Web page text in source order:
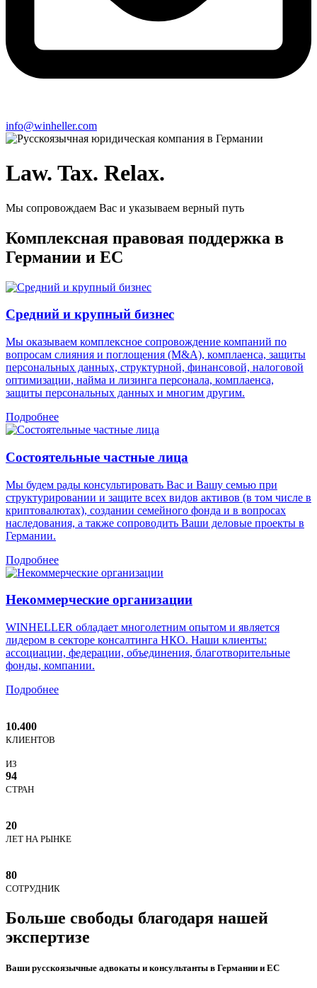
info@winheller.com
Law. Tax. Relax.
Мы сопровождаем Вас и указываем верный путь
Комплексная правовая поддержка в
Германии и ЕС
Средний и крупный бизнес
Мы оказываем комплексное сопровождение компаний по
вопросам слияния и поглощения (М&A), комплаенса, защиты
персональных данных, структурной, финансовой, налоговой
оптимизации, найма и лизинга персонала, комплаенса,
защиты персональных данных и многим другим.
Подробнее
Состоятельные частные лица
Мы будем рады консультировать Вас и Вашу семью при
структурировании и защите всех видов активов (в том числе в
криптовалютах), создании семейного фонда и в вопросах
наследования, а также сопроводить Ваши деловые проекты в
Германии.
Подробнее
Некоммерческие организации
WINHELLER обладает многолетним опытом и является
лидером в секторе консалтинга НКО. Наши клиенты:
ассоциации, федерации, объединения, благотворительные
фонды, компании.
Подробнее
10.400
КЛИЕНТОВ
ИЗ
94
СТРАН
20
ЛЕТ НА РЫНКЕ
80
СОТРУДНИК
Больше свободы благодаря нашей
экспертизе
Ваши русскоязычные адвокаты и консультанты в Германии и ЕС